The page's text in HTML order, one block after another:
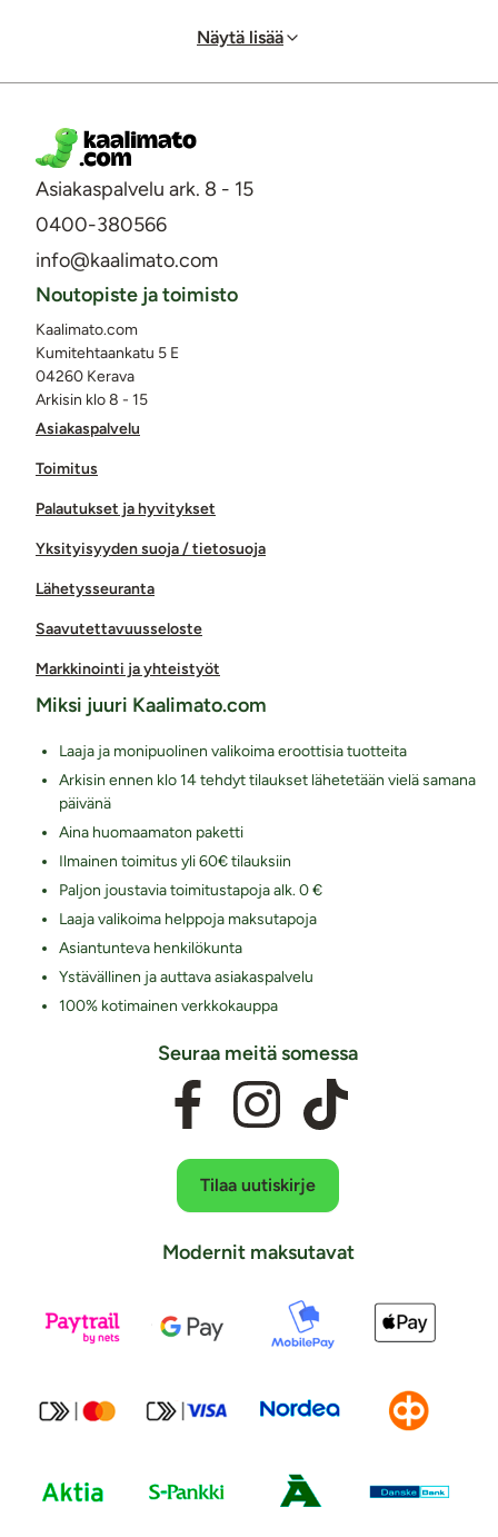
Näytä lisää
Asiakaspalvelu ark. 8 - 15
0400-380566
info@kaalimato.com
Asiakaspalvelu
Toimitus
Palautukset ja hyvitykset
Yksityisyyden suoja / tietosuoja
Lähetysseuranta
Saavutettavuusseloste
Markkinointi ja yhteistyöt
Noutopiste ja toimisto
Kaalimato.com
Kumitehtaankatu 5 E
04260 Kerava
Arkisin klo 8 - 15
Miksi juuri Kaalimato.com
Laaja ja monipuolinen valikoima eroottisia tuotteita
Arkisin ennen klo 14 tehdyt tilaukset lähetetään vielä samana
päivänä
Aina huomaamaton paketti
Ilmainen toimitus yli 60€ tilauksiin
Paljon joustavia toimitustapoja alk. 0 €
Laaja valikoima helppoja maksutapoja
Asiantunteva henkilökunta
Ystävällinen ja auttava asiakaspalvelu
100% kotimainen verkkokauppa
Seuraa meitä somessa
Tilaa uutiskirje
Modernit maksutavat